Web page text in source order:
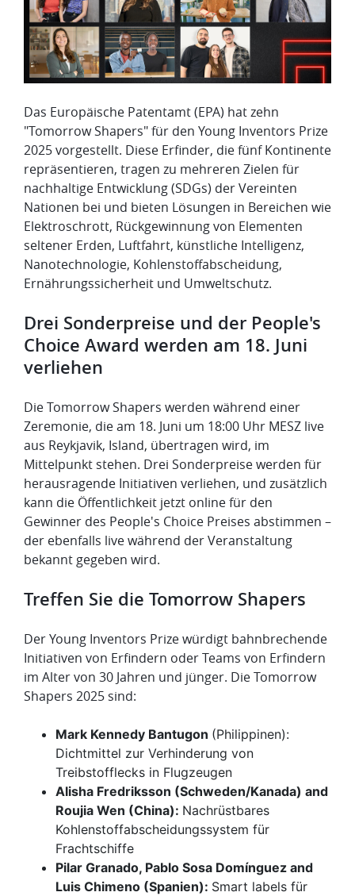
Das Europäische Patentamt (EPA) hat zehn
"Tomorrow Shapers" für den Young Inventors Prize
2025 vorgestellt. Diese Erfinder, die fünf Kontinente
repräsentieren, tragen zu mehreren Zielen für
nachhaltige Entwicklung (SDGs) der Vereinten
Nationen bei und bieten Lösungen in Bereichen wie
Elektroschrott, Rückgewinnung von Elementen
seltener Erden, Luftfahrt, künstliche Intelligenz,
Nanotechnologie, Kohlenstoffabscheidung,
Ernährungssicherheit und Umweltschutz.
Drei Sonderpreise und der People's
Choice Award werden am 18. Juni
verliehen
Die Tomorrow Shapers werden während einer
Zeremonie, die am 18. Juni um 18:00 Uhr MESZ live
aus Reykjavik, Island, übertragen wird, im
Mittelpunkt stehen. Drei Sonderpreise werden für
herausragende Initiativen verliehen, und zusätzlich
kann die Öffentlichkeit jetzt online für den
Gewinner des People's Choice Preises abstimmen –
der ebenfalls live während der Veranstaltung
bekannt gegeben wird.
Treffen Sie die Tomorrow Shapers
Der Young Inventors Prize würdigt bahnbrechende
Initiativen von Erfindern oder Teams von Erfindern
im Alter von 30 Jahren und jünger. Die Tomorrow
Shapers 2025 sind:
Mark Kennedy Bantugon (Philippinen):
Dichtmittel zur Verhinderung von
Treibstofflecks in Flugzeugen
Alisha Fredriksson (Schweden/Kanada) and
Roujia Wen (China): Nachrüstbares
Kohlenstoffabscheidungssystem für
Frachtschiffe
Pilar Granado, Pablo Sosa Domínguez and
Luis Chimeno (Spanien): Smart labels für